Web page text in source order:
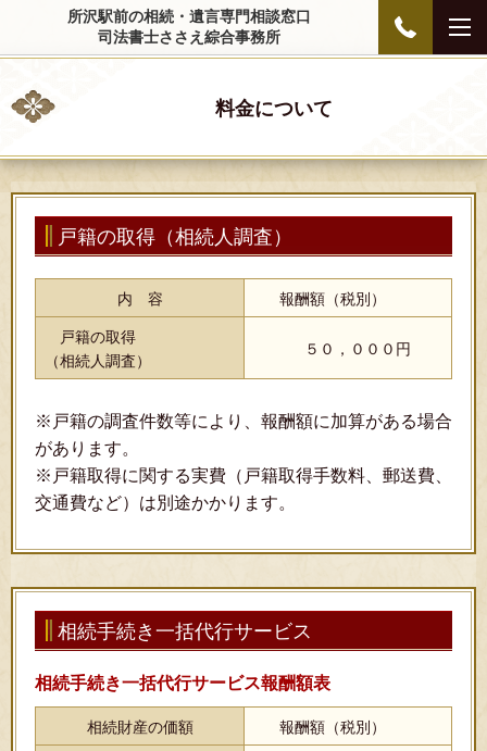
所沢駅前の相続・遺言専門相談窓口
司法書士ささえ綜合事務所
料金について
戸籍の取得（相続人調査）
内 容 報酬額（税別）
戸籍の取得
（相続人調査）
５０，０００円
※戸籍の調査件数等により、報酬額に加算がある場合
があります。
※戸籍取得に関する実費（戸籍取得手数料、郵送費、
交通費など）は別途かかります。
相続手続き一括代行サービス
相続手続き一括代行サービス報酬額表
相続財産の価額 報酬額（税別）